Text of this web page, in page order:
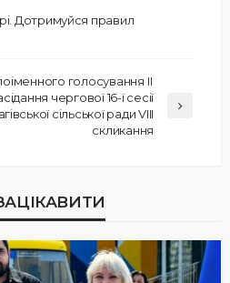
Дотримуйся правил
голосування ІІ
чергової 16-ї сесії
сільської ради VIII
скликання